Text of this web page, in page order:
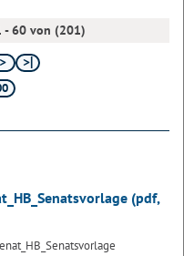
- 60 von (201)
(pdf,